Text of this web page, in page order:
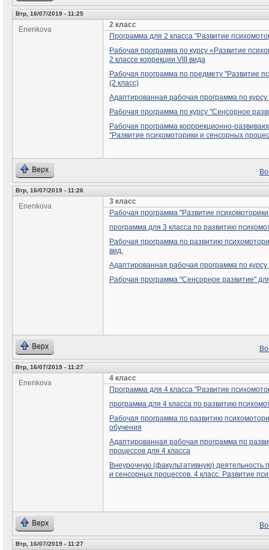
Втр, 16/07/2019 - 11:25
Enenkova
2 класс
Программа для 2 класса "Развитие
Рабочая программа по курсу «Развитие
2 классе коррекции VIII вида
Рабочая программа по предмету "Развитие
(2 класс)
Адаптированная рабочая программа по
Рабочая программа по курсу "Сенсорное
Рабочая программа корррекционно-
"Развитие психомоторики и сенсорных
Верх
Втр, 16/07/2019 - 11:26
Enenkova
3 класс
Рабочая программа "Развитие
программа для 3 класса по развитию
Рабочая программа по развитию
вид.
Адаптированная рабочая программа по
Рабочая программа "Сенсорное развитие"
Верх
Втр, 16/07/2019 - 11:27
Enenkova
4 класс
Программа для 4 класса "Развитие
программа для 4 класса по развитию
Рабочая программа по развитию
обучения
Адаптированная рабочая программа по
процессов для 4 класса
Внеурочную (факультативную) деятельность
и сенсорных процессов. 4 класс. Развитие
Верх
Втр, 16/07/2019 - 11:27